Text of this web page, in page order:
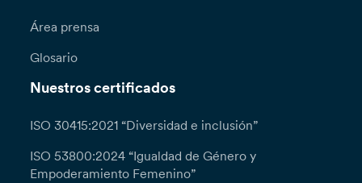
Área prensa
Glosario
Nuestros certificados
ISO 30415:2021 “Diversidad e inclusión”
ISO 53800:2024 “Igualdad de Género y
Empoderamiento Femenino”